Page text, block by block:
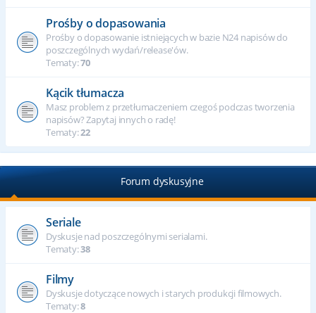
Prośby o dopasowania
Prośby o dopasowanie istniejących w bazie N24 napisów do
poszczególnych wydań/release'ów.
Tematy:70
Kącik tłumacza
Masz problem z przetłumaczeniem czegoś podczas tworzenia
napisów? Zapytaj innych o radę!
Tematy:22
Forum dyskusyjne
Seriale
Dyskusje nad poszczególnymi serialami.
Tematy:38
Filmy
Dyskusje dotyczące nowych i starych produkcji filmowych.
Tematy:8